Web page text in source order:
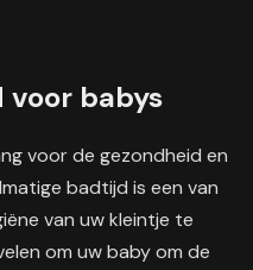
voor babys
voor de gezondheid en
badtijd is een van
van uw kleintje te
om uw baby om de